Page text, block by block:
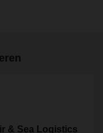
& Sea Logistics